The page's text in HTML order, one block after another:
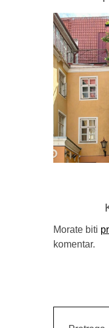
GORAN
Morate biti
komentar.